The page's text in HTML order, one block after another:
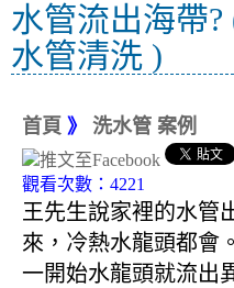
水管流出海帶
水管清洗 )
首頁 》 洗水管 案例
觀看次數：4221
王先生說家裡的水管
來，冷熱水龍頭都會。
一開始水龍頭就流出